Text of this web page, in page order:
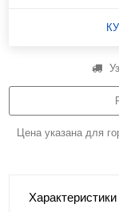
Цена указана для